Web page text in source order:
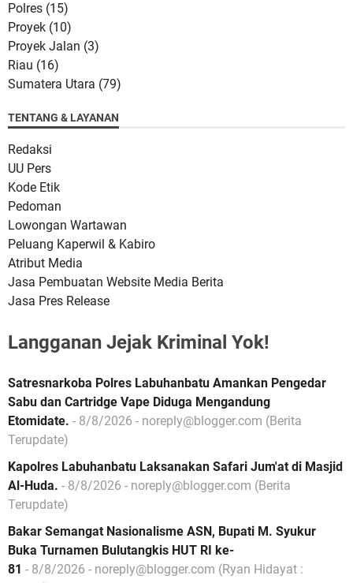
Polres (15)
Proyek (10)
Proyek Jalan (3)
Riau (16)
Sumatera Utara (79)
TENTANG & LAYANAN
Redaksi
UU Pers
Kode Etik
Pedoman
Lowongan Wartawan
Peluang Kaperwil & Kabiro
Atribut Media
Jasa Pembuatan Website Media Berita
Jasa Pres Release
Langganan Jejak Kriminal Yok!
Satresnarkoba Polres Labuhanbatu Amankan Pengedar
Sabu dan Cartridge Vape Diduga Mengandung
Etomidate. - 8/8/2026 - noreply@blogger.com (Berita
Terupdate)
Kapolres Labuhanbatu Laksanakan Safari Jum'at di Masjid
Al-Huda. - 8/8/2026 - noreply@blogger.com (Berita
Terupdate)
Bakar Semangat Nasionalisme ASN, Bupati M. Syukur
Buka Turnamen Bulutangkis HUT RI ke-
81 - 8/8/2026 - noreply@blogger.com (Ryan Hidayat :